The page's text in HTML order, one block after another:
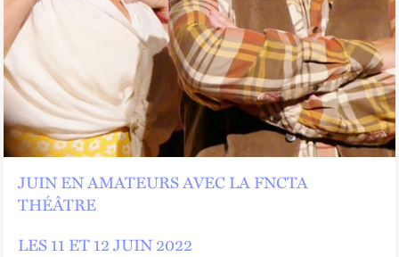
JUIN EN AMATEURSAVEC LA FNCTA
THÉÂTRE
LES 11 ET12 JUIN 2022